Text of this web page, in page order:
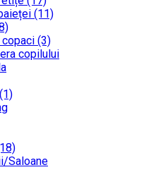
(11)
copaci (3)
copilului
Saloane